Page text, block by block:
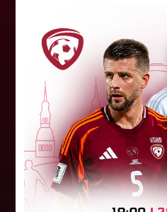
Ceturtdienas vakarā
Konferences līgas
aizvadīja divi Latvijas
0:2 zaudēja Čehijas